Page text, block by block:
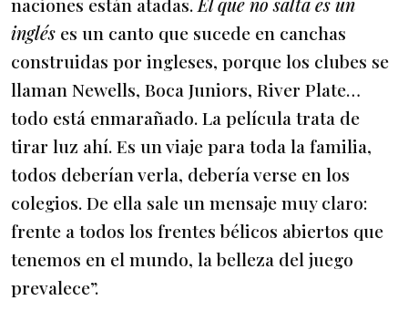
inglés es un canto que sucede en canchas
construidas por ingleses, porque los clubes se
llaman Newells, Boca Juniors, River Plate…
todo está enmarañado. La película trata de
tirar luz ahí. Es un viaje para toda la familia,
todos deberían verla, debería verse en los
colegios. De ella sale un mensaje muy claro:
frente a todos los frentes bélicos abiertos que
tenemos en el mundo, la belleza del juego
prevalece”.